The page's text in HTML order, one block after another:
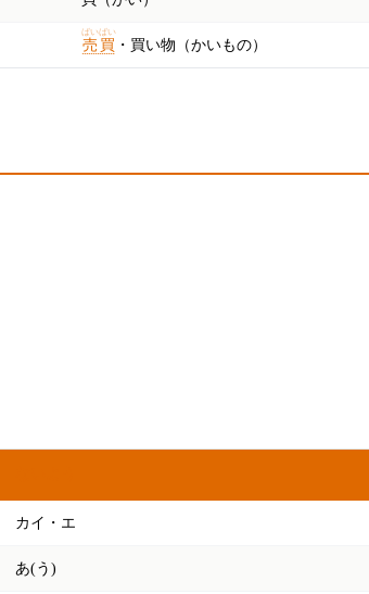
売買
ばいばい
・買い物（かいもの）
カイ・エ
あ(う)